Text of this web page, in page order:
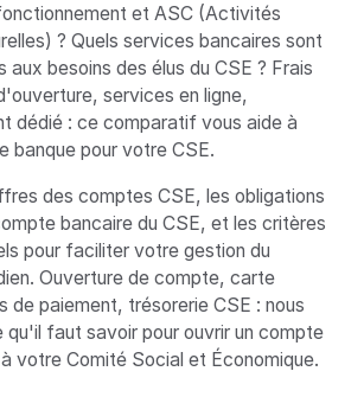
et ASC (Activités
? Quels services bancaires sont
aux besoins des élus du CSE ? Frais
services en ligne,
dédié : ce comparatif vous aide à
banque pour votre CSE.
des comptes CSE, les obligations
bancaire du CSE, et les critères
pour faciliter votre gestion du
Ouverture de compte, carte
de paiement, trésorerie CSE : nous
qu'il faut savoir pour ouvrir un compte
votre Comité Social et Économique.